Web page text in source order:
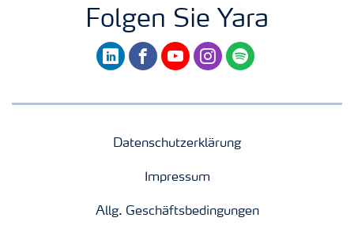
Folgen Sie Yara
linkedinfacebookyoutubeinstagram
spotify
Datenschutzerklärung
Impressum
Allg. Geschäftsbedingungen